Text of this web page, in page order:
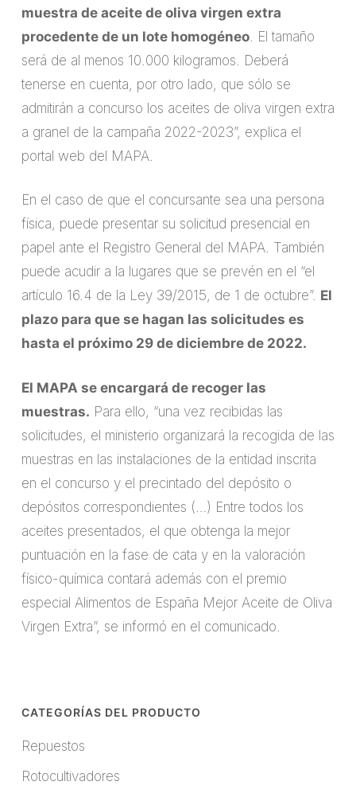
muestra de aceite de oliva virgen extra
procedente de un lote homogéneo. El tamaño
será de al menos 10.000 kilogramos. Deberá
tenerse en cuenta, por otro lado, que sólo se
admitirán a concurso los aceites de oliva virgen extra
a granel de la campaña 2022-2023”, explica el
portal web del MAPA.
En el caso de que el concursante sea una persona
física, puede presentar su solicitud presencial en
papel ante el Registro General del MAPA. También
puede acudir a la lugares que se prevén en el “el
artículo 16.4 de la Ley 39/2015, de 1 de octubre”. El
plazo para que se hagan las solicitudes es
hasta el próximo 29 de diciembre de 2022.
El MAPA se encargará de recoger las
muestras. Para ello, “una vez recibidas las
solicitudes, el ministerio organizará la recogida de las
muestras en las instalaciones de la entidad inscrita
en el concurso y el precintado del depósito o
depósitos correspondientes (…) Entre todos los
aceites presentados, el que obtenga la mejor
puntuación en la fase de cata y en la valoración
físico-química contará además con el premio
especial Alimentos de España Mejor Aceite de Oliva
Virgen Extra”, se informó en el comunicado.
CATEGORÍAS DEL PRODUCTO
Repuestos
Rotocultivadores